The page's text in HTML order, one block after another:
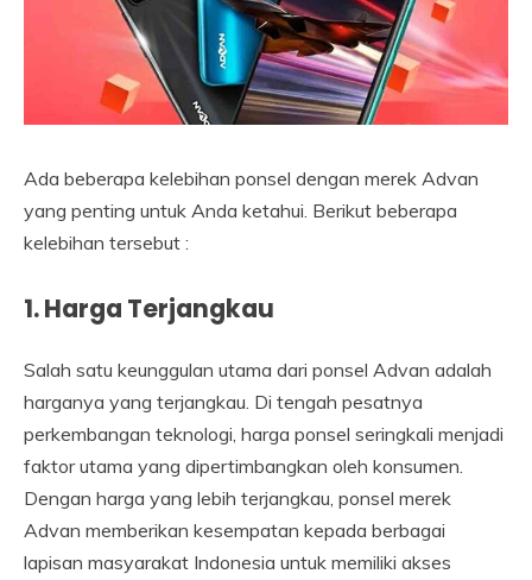
Ada beberapa kelebihan ponsel dengan merek Advan
yang penting untuk Anda ketahui. Berikut beberapa
kelebihan tersebut :
1. Harga Terjangkau
Salah satu keunggulan utama dari ponsel Advan adalah
harganya yang terjangkau. Di tengah pesatnya
perkembangan teknologi, harga ponsel seringkali menjadi
faktor utama yang dipertimbangkan oleh konsumen.
Dengan harga yang lebih terjangkau, ponsel merek
Advan memberikan kesempatan kepada berbagai
lapisan masyarakat Indonesia untuk memiliki akses